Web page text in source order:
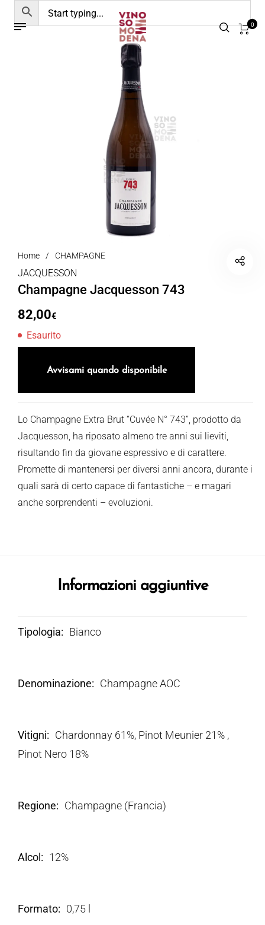
0
Home / CHAMPAGNE
JACQUESSON
Champagne Jacquesson 743
82,00€
Esaurito
Avvisami quando disponibile
Lo Champagne Extra Brut “Cuvée N° 743”, prodotto da
Jacquesson, ha riposato almeno tre anni sui lieviti,
risultando fin da giovane espressivo e di carattere.
Promette di mantenersi per diversi anni ancora, durante i
quali sarà di certo capace di fantastiche – e magari
anche sorprendenti – evoluzioni.
Informazioni aggiuntive
Tipologia Bianco
Denominazione Champagne AOC
Vitigni
Chardonnay 61%, Pinot Meunier 21% ,
Pinot Nero 18%
Regione Champagne (Francia)
Alcol 12%
Formato 0,75 l